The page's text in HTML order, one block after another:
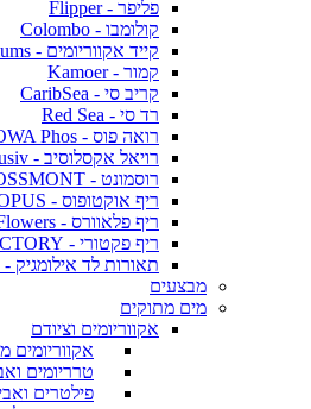
פליפר - Flipper
קולומבו - Colombo
קייד אקווריומים - CADE Aquariums
קמור - Kamoer
קריב סי - CaribSea
רד סי - Red Sea
רואה פוס - ROWA Phos
רויאל אקסלוסיב - Royal Exclusiv
רוסמונט - ROSSMONT
ריף אוקטופוס - REEF OCTOPUS
ריף פלאוורס - Reef Flowers
ריף פקטורי - REEF FACTORY
תאורות לד אילומגיק - Illumagic
מבצעים
מים מתוקים
אקווריומים וציודם
אקווריומים
טרריומים
פילטרים